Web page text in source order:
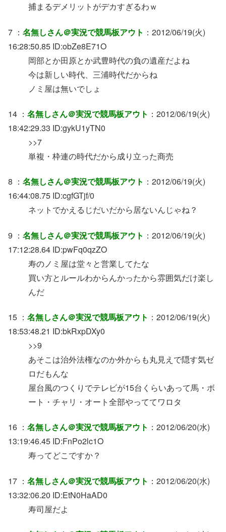
捕まるデメリットがデカすぎるわｗ
7 ： 名無しさん＠実況で競馬板アウト ：2012/06/19(火)
16:28:50.85 ID:obZe8E71O
岡部とか田原とか武豊時代の負の遺産だよね
今は新しい時代、三浦時代だからね
ノミ屋は無いでしょ
14 ： 名無しさん＠実況で競馬板アウト ：2012/06/19(火)
18:42:29.33 ID:gykU1yTN0
>>7
単複・枠連の時代だから成り立った商売
8 ： 名無しさん＠実況で競馬板アウト ：2012/06/19(火)
16:44:08.75 ID:cgfGTjf/0
ネットでかえるじだいだから居ないんじゃね？
9 ： 名無しさん＠実況で競馬板アウト ：2012/06/19(火)
17:12:28.64 ID:pwFq0qzZO
寿のノミ屋は堂々と営業してたな
買い方とルールわからんかったから雰囲気だけ楽し
んだ
15 ： 名無しさん＠実況で競馬板アウト ：2012/06/19(火)
18:53:48.21 ID:bkRxpDXy0
>>9
あそこは治外法権なのか外からも丸見えで隠す気ゼ
ロだもんな
屋台風のつくりでテレビが15台くらいあって馬・ボ
ート・チャリ・オート全部やっててワロタ
16 ： 名無しさん＠実況で競馬板アウト ：2012/06/20(水)
13:19:46.45 ID:FnPo2lc1O
寿ってどこですか？
17 ： 名無しさん＠実況で競馬板アウト ：2012/06/20(水)
13:32:06.20 ID:EtN0HaAD0
寿司屋だよ